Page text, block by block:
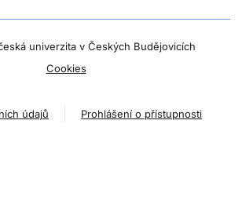
univerzita v Českých Budějovicích
Cookies
údajů Prohlášení o přístupnosti